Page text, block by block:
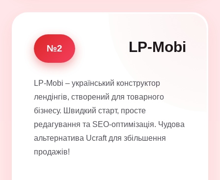
№2 LP-Mobi
LP-Mobi – український конструктор
лендінгів, створений для товарного
бізнесу. Швидкий старт, просте
редагування та SEO-оптимізація. Чудова
альтернатива Ucraft для збільшення
продажів!